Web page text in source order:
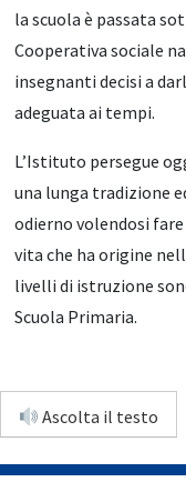
la scuola è passata
Cooperativa sociale
insegnanti decisi a
adeguata ai tempi.
L’Istituto persegue
una lunga tradizione
odierno volendosi
vita che ha origine
livelli di istruzione
Scuola Primaria.
Ascolta il testo